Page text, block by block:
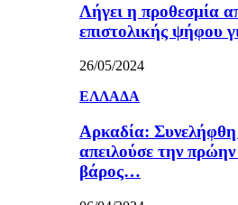
Λήγει η προθεσμία
επιστολικής ψήφου
26/05/2024
ΕΛΛΑΔΑ
Αρκαδία:
απειλούσε την
βάρος…